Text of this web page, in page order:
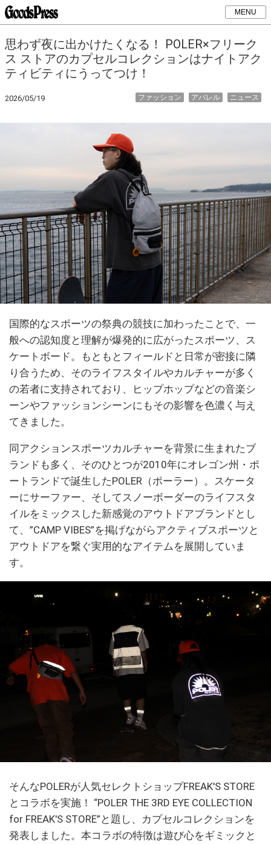
MENU
思わず夜に出かけたくなる！ POLER×フリーク
ス ストアのカプセルコレクションはナイトアク
ティビティにうってつけ！
2026/05/19 ニュース
アパレル
ファッション
国際的なスポーツの祭典の競技に加わったことで、一
般への認知度と理解が爆発的に広がったスポーツ、ス
ケートボード。もともとフィールドと日常が密接に隣
り合うため、そのライフスタイルやカルチャーが多く
の若者に支持されており、ヒップホップなどの音楽シ
ーンやファッションシーンにもその影響を色濃く与え
てきました。
同アクションスポーツカルチャーを背景に生まれたブ
ランドも多く、そのひとつが2010年にオレゴン州・ポ
ートランドで誕生したPOLER（ポーラー）。スケータ
ーにサーファー、そしてスノーボーダーのライフスタ
イルをミックスした新感覚のアウトドアブランドとし
て、”CAMP VIBES”を掲げながらアクティブスポーツと
アウトドアを繋ぐ実用的なアイテムを展開していま
す。
そんなPOLERが人気セレクトショップFREAK'S STORE
とコラボを実施！ “POLER THE 3RD EYE COLLECTION
for FREAK'S STORE”と題し、カプセルコレクションを
発表しました。本コラボの特徴は遊び心をギミックと